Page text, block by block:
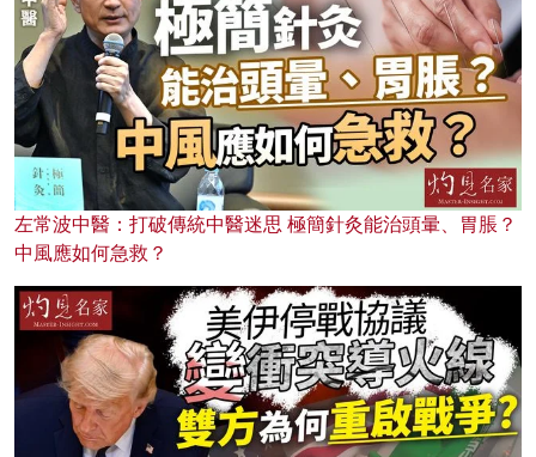
左常波中醫：打破傳統中醫迷思 極簡針灸能治頭暈、胃脹？
中風應如何急救？